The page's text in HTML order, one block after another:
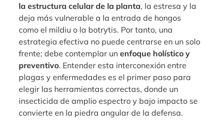
la estructura celular de la planta, la estresa y la
deja más vulnerable a la entrada de hongos
como el mildiu o la botrytis. Por tanto, una
estrategia efectiva no puede centrarse en un solo
frente; debe contemplar un enfoque holístico y
preventivo. Entender esta interconexión entre
plagas y enfermedades es el primer paso para
elegir las herramientas correctas, donde un
insecticida de amplio espectro y bajo impacto se
convierte en la piedra angular de la defensa.